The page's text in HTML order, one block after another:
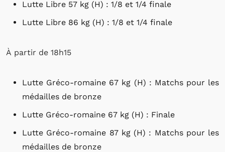
Lutte Libre 57 kg (H) : 1/8 et 1/4 finale
Lutte Libre 86 kg (H) : 1/8 et 1/4 finale
À partir de 18h15
Lutte Gréco-romaine 67 kg (H) : Matchs pour les
médailles de bronze
Lutte Gréco-romaine 67 kg (H) : Finale
Lutte Gréco-romaine 87 kg (H) : Matchs pour les
médailles de bronze